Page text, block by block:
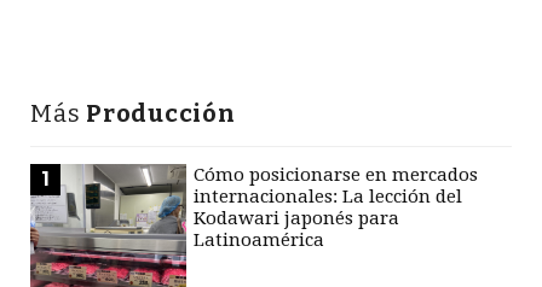
Más Producción
1
Cómo posicionarse en mercados
internacionales: La lección del
Kodawari japonés para
Latinoamérica